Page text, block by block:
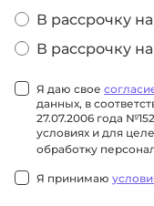
В рассрочку
В рассрочку
Я даю свое
данных, в
27.07.2006 года
условиях и для
обработку
Я принимаю